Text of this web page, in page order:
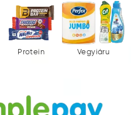
Protein Vegyiáru